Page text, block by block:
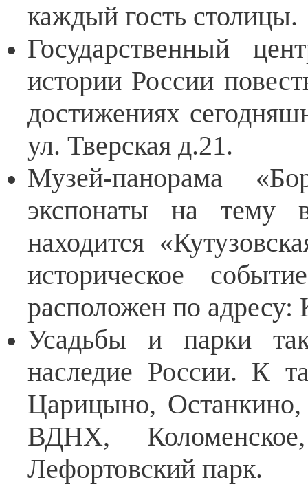
каждый гость столицы.
Государственный
истории России
достижениях
ул. Тверская д.21.
Музей-панорама
экспонаты на тему
находится
историческое
расположен по адресу:
Усадьбы и парки
наследие России. К
Царицыно, Останкино,
ВДНХ,
Лефортовский парк.